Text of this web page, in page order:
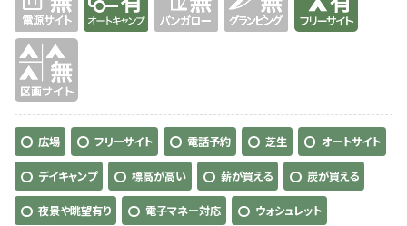
無
広場 フリーサイト 電話予約 芝生 オートサイト
デイキャンプ 標高が高い 薪が買える 炭が買える
夜景や眺望有り 電子マネー対応 ウォシュレット